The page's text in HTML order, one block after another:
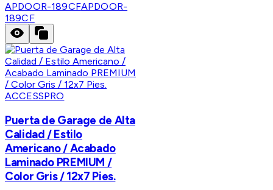
APDOOR-189CFAPDOOR-
189CF
ACCESSPRO
Puerta de Garage de Alta
Calidad / Estilo
Americano / Acabado
Laminado PREMIUM /
Color Gris / 12x7 Pies.